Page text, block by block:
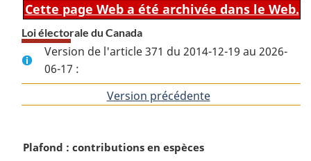
Cette page Web a été archivée dans le Web.
Loi électorale du Canada
Version de l'article 371 du 2014-12-19 au 2026-
06-17 :
Version précédentede
N
Plafond : contributions en espèces